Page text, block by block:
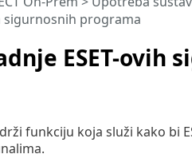
ESET-ovih
sigurnosnih programa
funkciju koja služi kako